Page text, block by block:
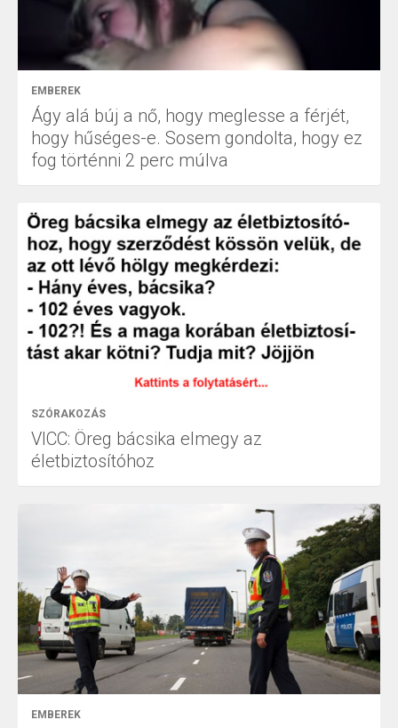
EMBEREK
Ágy alá búj a nő, hogy meglesse a férjét,
hogy hűséges-e. Sosem gondolta, hogy ez
fog történni 2 perc múlva
SZÓRAKOZÁS
VICC: Öreg bácsika elmegy az
életbiztosítóhoz
EMBEREK